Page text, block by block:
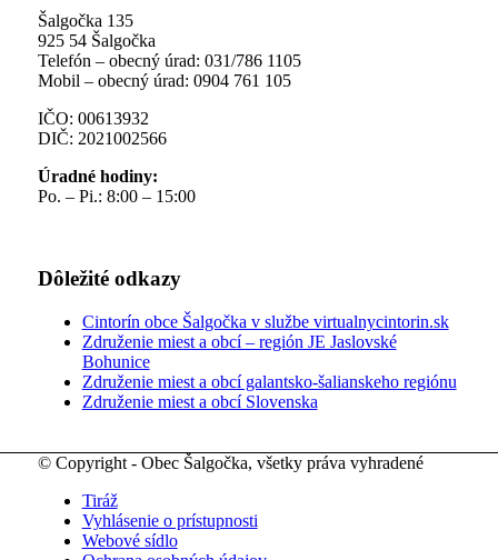
Šalgočka 135
925 54 Šalgočka
Telefón – obecný úrad: 031/786 1105
Mobil – obecný úrad: 0904 761 105
IČO: 00613932
DIČ: 2021002566
Úradné hodiny:
Po. – Pi.: 8:00 – 15:00
Dôležité odkazy
Cintorín obce Šalgočka v službe virtualnycintorin.sk
Združenie miest a obcí – región JE Jaslovské
Bohunice
Združenie miest a obcí galantsko-šalianskeho regiónu
Združenie miest a obcí Slovenska
© Copyright - Obec Šalgočka, všetky práva vyhradené
Tiráž
Vyhlásenie o prístupnosti
Webové sídlo